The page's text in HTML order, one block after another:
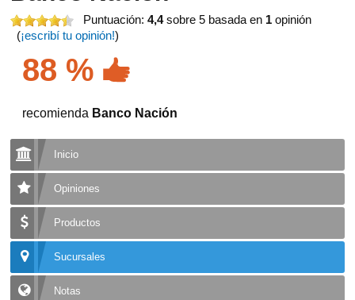
Puntuación:4,4sobre 5 basada en 1 opinión
(¡escribí tu opinión!)
88 %
recomienda Banco Nación
Inicio
Opiniones
Productos
Sucursales
Notas